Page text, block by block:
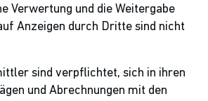
Verwertung und die Weitergabe
Anzeigen durch Dritte sind nicht
sind verpflichtet, sich in ihren
und Abrechnungen mit den